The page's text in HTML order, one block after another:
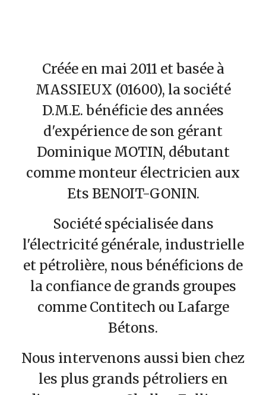
Créée en mai 2011 et basée à
MASSIEUX (01600), la société
D.M.E. bénéficie des années
d'expérience de son gérant
Dominique MOTIN, débutant
comme monteur électricien aux
Ets BENOIT-GONIN.
Société spécialisée dans
l'électricité générale, industrielle
et pétrolière, nous bénéficions de
la confiance de grands groupes
comme Contitech ou Lafarge
Bétons.
Nous intervenons aussi bien chez
les plus grands pétroliers en